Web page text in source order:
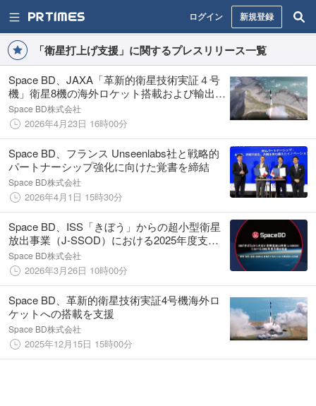
ログイン 新規登録
「衛星打上げ支援」に関するプレスリリース一覧
Space BD、JAXA「革新的衛星技術実証４号
機」衛星8機の海外ロケット搭載および輸出・
輸送支援業務を実施
Space BD株式会社
2026年4月23日 16時00分
Space BD、フランス Unseenlabs社と戦略的
パートナーシップ強化に向けた覚書を締結
Space BD株式会社
2026年4月1日 15時30分
Space BD、ISS「きぼう」からの超小型衛星
放出事業（J-SSOD）における2025年度支援
を完遂
Space BD株式会社
2026年3月26日 10時00分
Space BD、革新的衛星技術実証4号機海外ロ
ケットへの搭載を支援
Space BD株式会社
2025年12月15日 15時00分